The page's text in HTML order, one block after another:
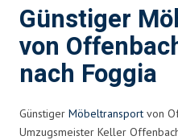
Günstiger
von
nach Foggia
Günstiger Möbeltransport von
Umzugsmeister Keller